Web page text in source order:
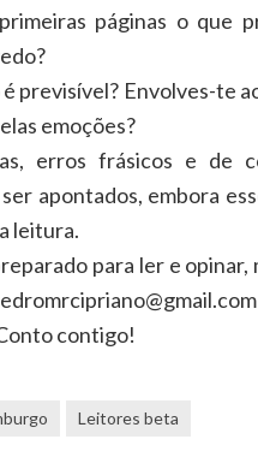
páginas o que
previsível? Envolves-te
emoções?
erros frásicos e de
apontados, embora
leitura.
para ler e opinar,
contigo!
Leitores beta